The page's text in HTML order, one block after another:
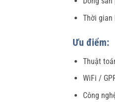
Thời gian
Ưu điểm:
Thuật
WiFi /
Công